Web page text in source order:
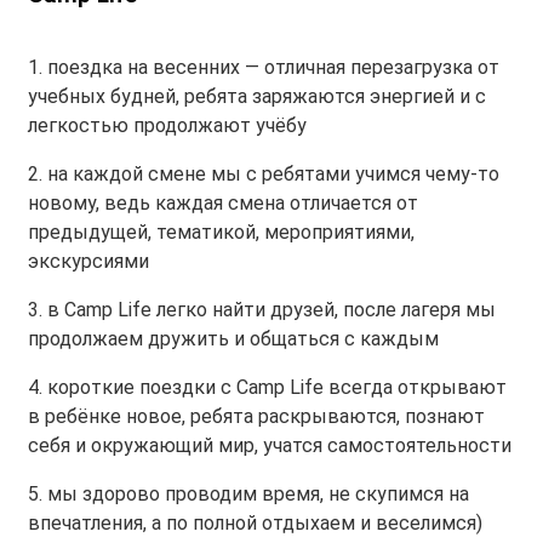
1. поездка на весенних — отличная перезагрузка от
учебных будней, ребята заряжаются энергией и с
легкостью продолжают учёбу
2. на каждой смене мы с ребятами учимся чему-то
новому, ведь каждая смена отличается от
предыдущей, тематикой, мероприятиями,
экскурсиями
3. в Camp Life легко найти друзей, после лагеря мы
продолжаем дружить и общаться с каждым
4. короткие поездки с Camp Life всегда открывают
в ребёнке новое, ребята раскрываются, познают
себя и окружающий мир, учатся самостоятельности
5. мы здорово проводим время, не скупимся на
впечатления, а по полной отдыхаем и веселимся)